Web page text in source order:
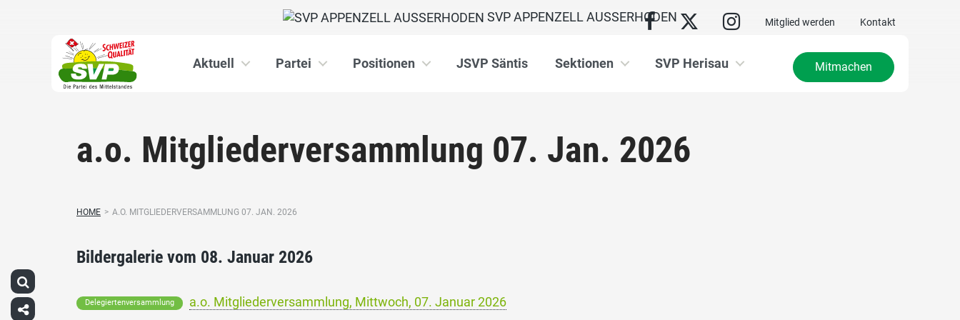
Mitglied werden Kontakt
SVP APPENZELL AUSSERHODEN
Aktuell Partei Positionen JSVP Säntis Sektionen SVP Herisau Mitmachen
a.o. Mitgliederversammlung 07. Jan. 2026
HOME > A.O. MITGLIEDERVERSAMMLUNG 07. JAN. 2026
Bildergalerie vom 08. Januar 2026
Delegiertenversammlung a.o. Mitgliederversammlung, Mittwoch, 07. Januar 2026